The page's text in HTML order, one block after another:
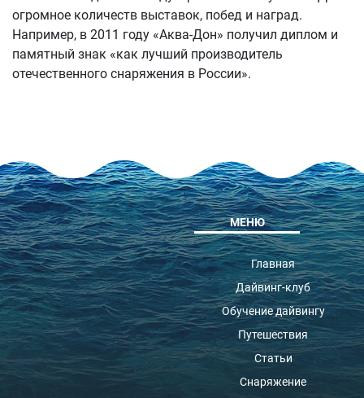
огромное количеств выставок, побед и наград.
Например, в 2011 году «Аква-Дон» получил диплом и
памятный знак «как лучший производитель
отечественного снаряжения в России».
МЕНЮ
Главная
Дайвинг-клуб
Обучение дайвингу
Путешествия
Статьи
Снаряжение